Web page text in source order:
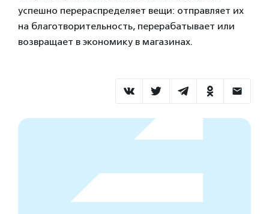
успешно перераспределяет вещи: отправляет их
на благотворительность, перерабатывает или
возвращает в экономику в магазинах.